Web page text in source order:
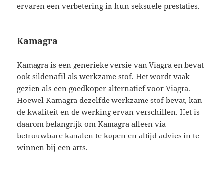
ervaren een verbetering in hun seksuele prestaties.
Kamagra
Kamagra is een generieke versie van Viagra en bevat
ook sildenafil als werkzame stof. Het wordt vaak
gezien als een goedkoper alternatief voor Viagra.
Hoewel Kamagra dezelfde werkzame stof bevat, kan
de kwaliteit en de werking ervan verschillen. Het is
daarom belangrijk om Kamagra alleen via
betrouwbare kanalen te kopen en altijd advies in te
winnen bij een arts.